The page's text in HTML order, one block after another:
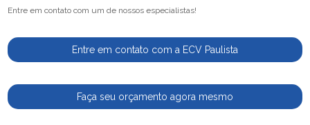
Entre em contato com um de nossos especialistas!
Entre em contato com a ECV Paulista
Faça seu orçamento agora mesmo